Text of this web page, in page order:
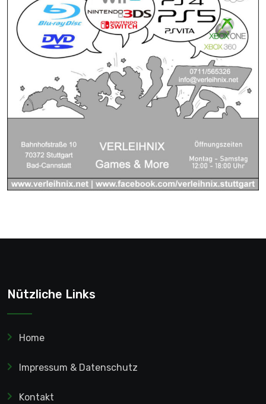
Nützliche Links
Home
Impressum & Datenschutz
Kontakt